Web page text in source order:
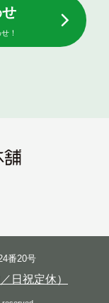
！
番20号
日祝定休）